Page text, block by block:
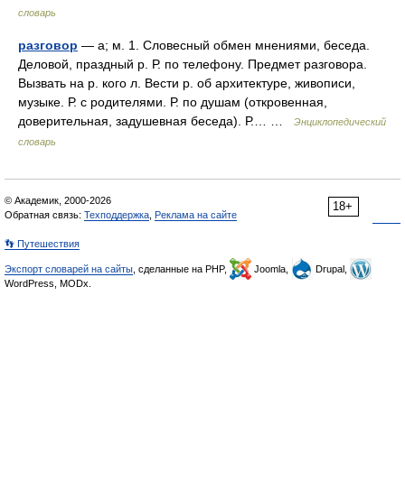
словарь
разговор — а; м. 1. Словесный обмен мнениями, беседа.
Деловой, праздный р. Р. по телефону. Предмет разговора.
Вызвать на р. кого л. Вести р. об архитектуре, живописи,
музыке. Р. с родителями. Р. по душам (откровенная,
доверительная, задушевная беседа). Р.… …
Энциклопедический
словарь
18+
© Академик, 2000-2026
Обратная связь: Техподдержка Реклама на сайте
👣 Путешествия
Экспорт словарей на сайты , сделанные на PHP, Joomla,
Drupal,
WordPress, MODx.